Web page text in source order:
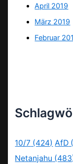
April 2019
März 2019
Februar
10/7 (424) AfD
Netanjahu